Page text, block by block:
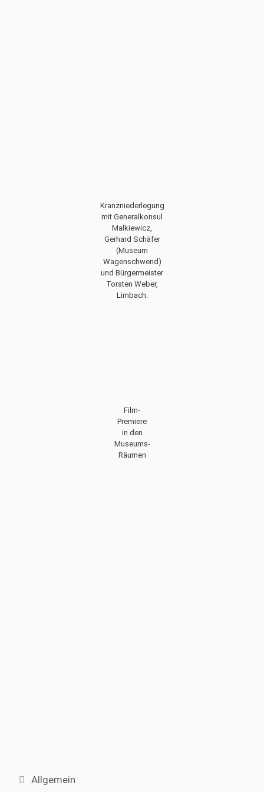
Kranzniederlegung
mit Generalkonsul
Malkiewicz,
Gerhard Schäfer
(Museum
Wagenschwend)
und Bürgermeister
Torsten Weber,
Limbach.
Film-
Premiere
in den
Museums-
Räumen
Kategorien
Allgemein